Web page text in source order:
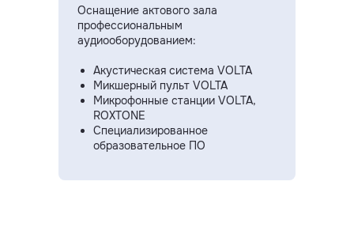
Оснащение актового зала
профессиональным
аудиооборудованием:
Акустическая система VOLTA
Микшерный пульт VOLTA
Микрофонные станции VOLTA,
ROXTONE
Специализированное
образовательное ПО